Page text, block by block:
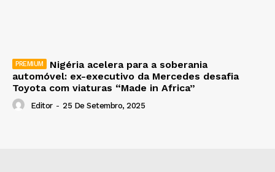
Nigéria acelera para a soberania
automóvel: ex-executivo da Mercedes desafia
Toyota com viaturas “Made in Africa”
Editor - 25 De Setembro, 2025